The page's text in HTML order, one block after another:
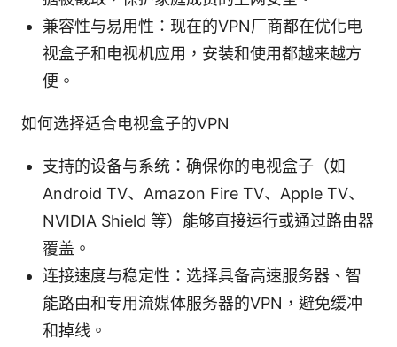
兼容性与易用性：现在的VPN厂商都在优化电
视盒子和电视机应用，安装和使用都越来越方
便。
如何选择适合电视盒子的VPN
支持的设备与系统：确保你的电视盒子（如
Android TV、Amazon Fire TV、Apple TV、
NVIDIA Shield 等）能够直接运行或通过路由器
覆盖。
连接速度与稳定性：选择具备高速服务器、智
能路由和专用流媒体服务器的VPN，避免缓冲
和掉线。